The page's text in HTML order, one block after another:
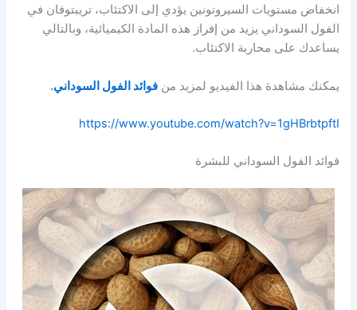
انخفاض مستويات السيروتونين يؤدي إلى الاكتئاب، تريبتوفان في
الفول السوداني يزيد من إفراز هذه المادة الكيميائية، وبالتالي
يساعدك على محاربة الاكتئاب.
يمكنك مشاهدة هذا الفيديو لمزيد منفوائد الفول السوداني.
https://www.youtube.com/watch?v=1gHBrbtpftI
فوائد الفول السوداني للبشرة